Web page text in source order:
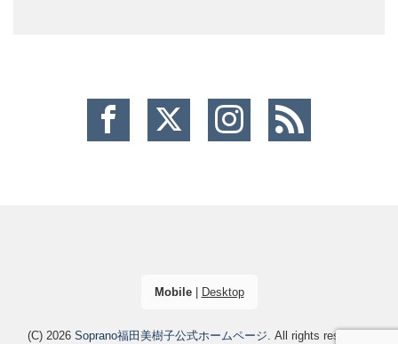
Mobile| Desktop
(C) 2026 Soprano福田美樹子公式ホームページ . All rights reserved.